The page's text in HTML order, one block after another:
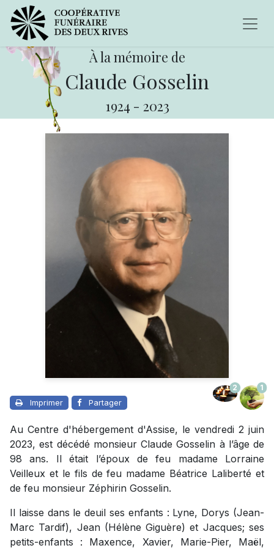
À la mémoire de
Claude Gosselin
1924 - 2023
Imprimer Partager
2 1
Au Centre d'hébergement d'Assise, le vendredi 2 juin
2023, est décédé monsieur Claude Gosselin à l’âge de
98 ans. Il était l’époux de feu madame Lorraine
Veilleux et le fils de feu madame Béatrice Laliberté et
de feu monsieur Zéphirin Gosselin.
Il laisse dans le deuil ses enfants : Lyne, Dorys (Jean-
Marc Tardif), Jean (Hélène Giguère) et Jacques; ses
petits-enfants : Maxence, Xavier, Marie-Pier, Maël,